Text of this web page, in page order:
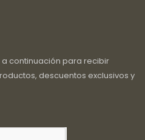
continuación para recibir
descuentos exclusivos y